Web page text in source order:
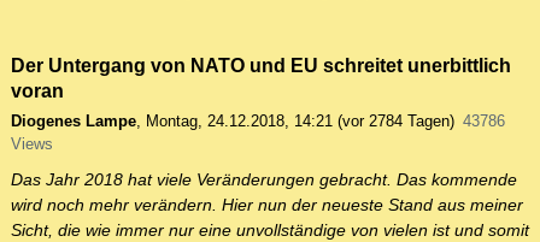
Der Untergang von NATO und EU schreitet unerbittlich
voran
Diogenes Lampe, Montag, 24.12.2018, 14:21 (vor 2784 Tagen) 43786
Views
Das Jahr 2018 hat viele Veränderungen gebracht. Das kommende
wird noch mehr verändern. Hier nun der neueste Stand aus meiner
Sicht, die wie immer nur eine unvollständige von vielen ist und somit